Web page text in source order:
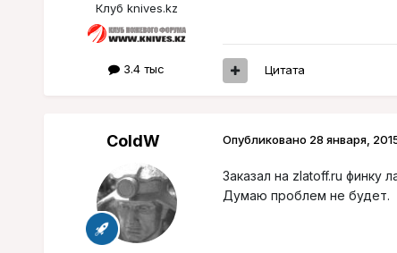
Клуб knives.kz
3.4 тыс Цитата
ColdW Опубликовано 28 января,
Заказал на zlatoff.ru финку
Думаю проблем не будет.